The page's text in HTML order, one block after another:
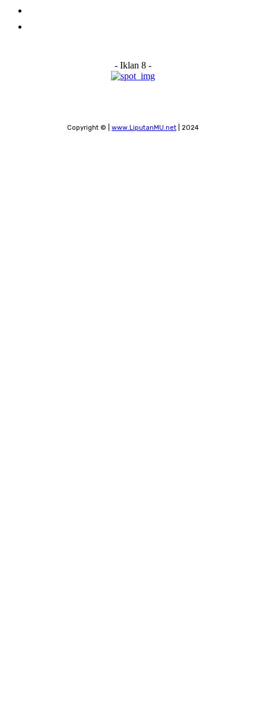
- Iklan 8 -
Copyright © | www.LiputanMU.net | 2024